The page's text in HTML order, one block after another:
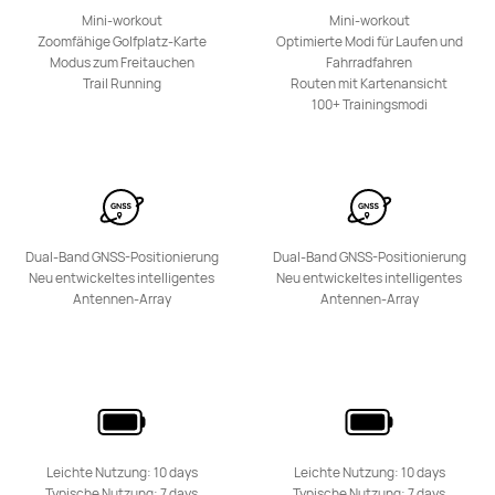
HUAWEI WATCH D
Mehr erfahren
Kaufen
Mini-workout
Zoomfähige Golfplatz-Karte
Modus zum Freitauchen
Trail Running
Dual-Band GNSS-Positionierung
Neu entwickeltes intelligentes
Antennen-Array
Leichte Nutzung: 10 days
Mini-workout
Optimierte Modi für Laufen und
Fahrradfahren
Routen mit Kartenansicht
100+ Trainingsmodi
Dual-Band GNSS-Positionierung
Neu entwickeltes intelligentes
Antennen-Array
Leichte Nutzung: 10 days